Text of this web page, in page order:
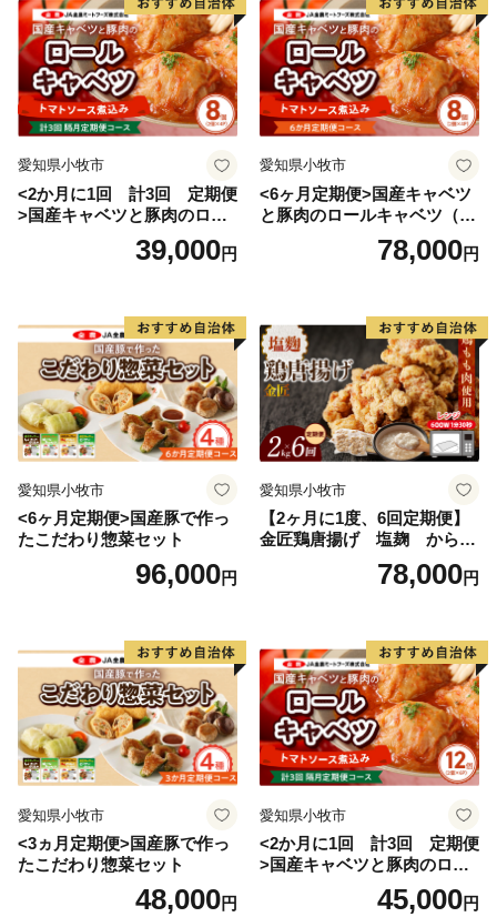
愛知県小牧市
<2か月に1回 計3回 定期便
>国産キャベツと豚肉のロー
ルキャベツ（4P入り）
39,000円
愛知県小牧市
<6ヶ月定期便>国産キャベツ
と豚肉のロールキャベツ（4P
78,000円
愛知県小牧市
<6ヶ月定期便>国産豚で作っ
たこだわり惣菜セット
96,000円
愛知県小牧市
【2ヶ月に1度、6回定期便】
金匠鶏唐揚げ 塩麹 からあ
78,000円
愛知県小牧市
<3ヵ月定期便>国産豚で作っ
たこだわり惣菜セット
48,000円
愛知県小牧市
<2か月に1回 計3回 定期便
>国産キャベツと豚肉のロー
ルキャベツ（6P入り）
45,000円